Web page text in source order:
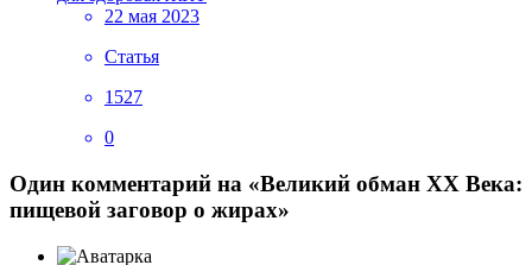
22 мая 2023
Статья
1527
0
Один комментарий на «Великий обман XX Века:
пищевой заговор о жирах»